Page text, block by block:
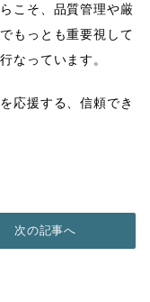
こそ、品質管理や厳
もっとも重要視して
なっています。
応援する、信頼でき
次の記事へ